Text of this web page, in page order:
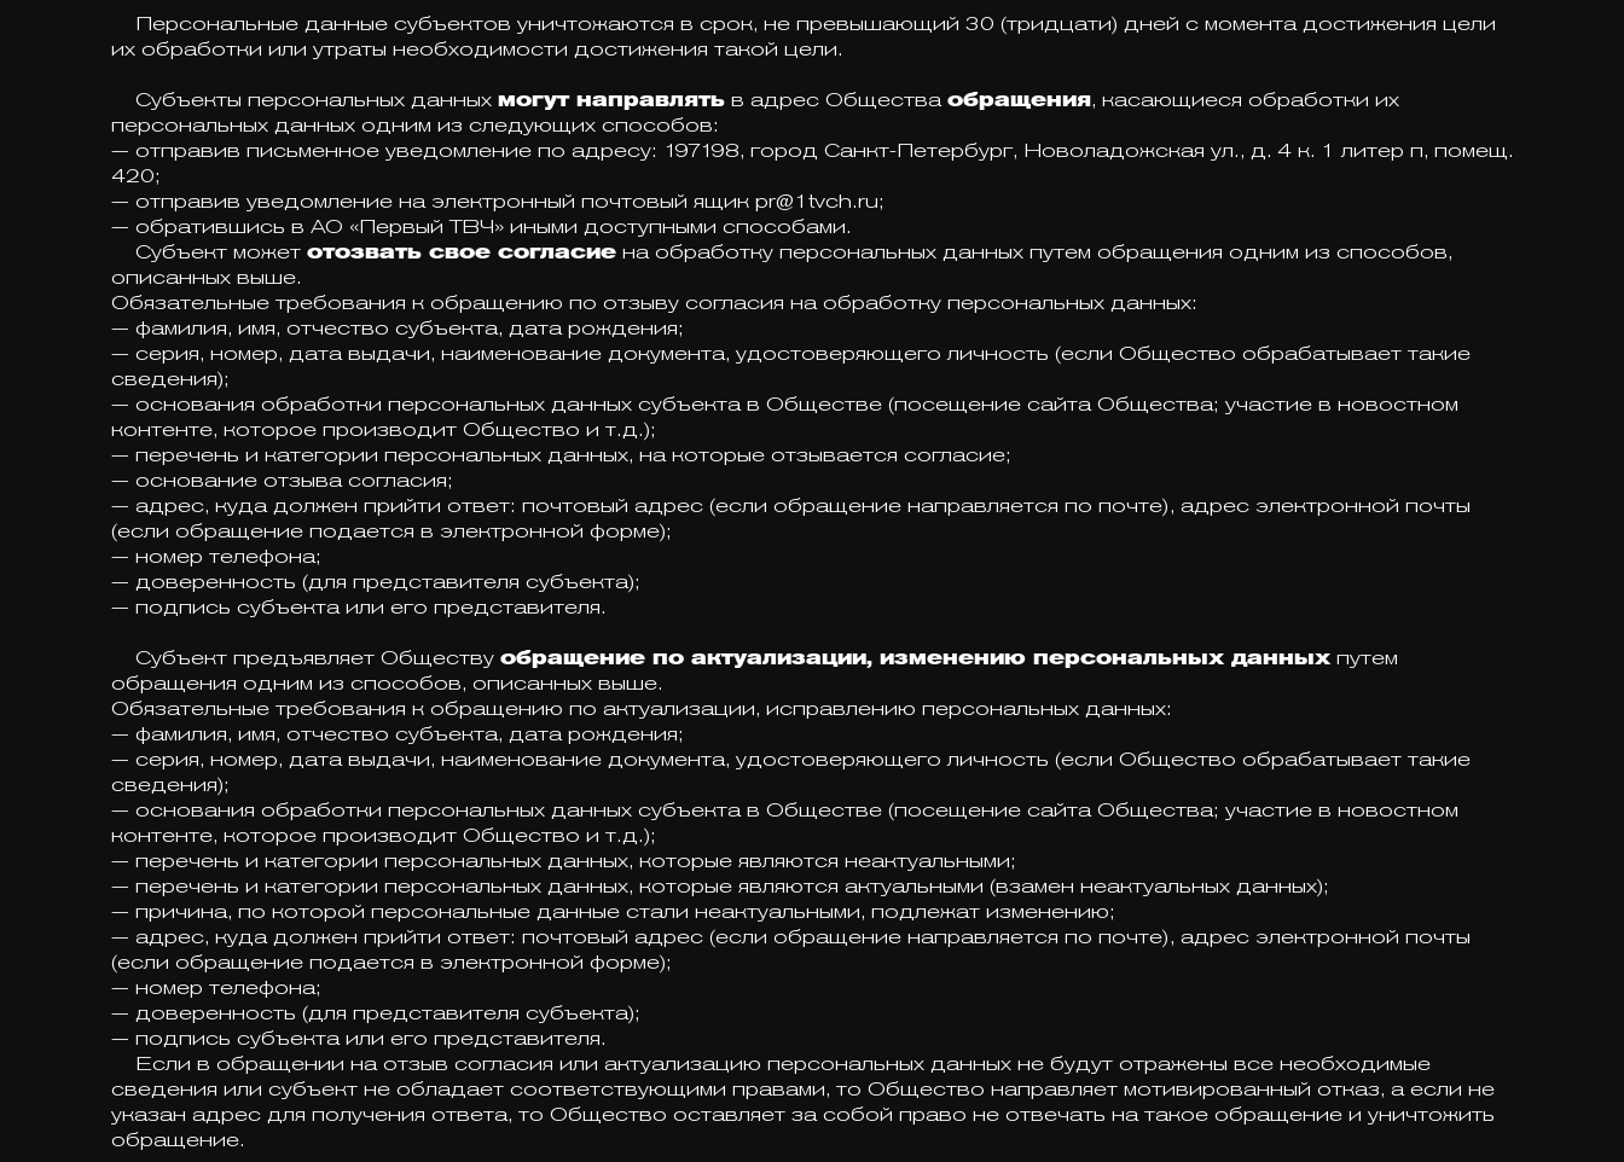
Персональные данные субъектов уничтожаются в срок, не превышающий 30 (тридцати) дней с момента достижения цели
их обработки или утраты необходимости достижения такой цели.
Субъекты персональных данных могут направлять в адрес Обществаобращения, касающиеся обработки их
персональных данных одним из следующих способов:
— отправив письменное уведомление по адресу: 197198, город Санкт-Петербург, Новоладожская ул., д. 4 к. 1 литер п, помещ.
420;
— отправив уведомление на электронный почтовый ящик pr@1tvch.ru;
— обратившись в АО «Первый ТВЧ» иными доступными способами.
Субъект может отозвать свое согласие на обработку персональных данных путем обращения одним из способов,
описанных выше.
Обязательные требования к обращению по отзыву согласия на обработку персональных данных:
— фамилия, имя, отчество субъекта, дата рождения;
— серия, номер, дата выдачи, наименование документа, удостоверяющего личность (если Общество обрабатывает такие
сведения);
— основания обработки персональных данных субъекта в Обществе (посещение сайта Общества; участие в новостном
контенте, которое производит Общество и т.д.);
— перечень и категории персональных данных, на которые отзывается согласие;
— основание отзыва согласия;
— адрес, куда должен прийти ответ: почтовый адрес (если обращение направляется по почте), адрес электронной почты
(если обращение подается в электронной форме);
— номер телефона;
— доверенность (для представителя субъекта);
— подпись субъекта или его представителя.
Субъект предъявляет Обществу обращение по актуализации, изменению персональных данных путем
обращения одним из способов, описанных выше.
Обязательные требования к обращению по актуализации, исправлению персональных данных:
— фамилия, имя, отчество субъекта, дата рождения;
— серия, номер, дата выдачи, наименование документа, удостоверяющего личность (если Общество обрабатывает такие
сведения);
— основания обработки персональных данных субъекта в Обществе (посещение сайта Общества; участие в новостном
контенте, которое производит Общество и т.д.);
— перечень и категории персональных данных, которые являются неактуальными;
— перечень и категории персональных данных, которые являются актуальными (взамен неактуальных данных);
— причина, по которой персональные данные стали неактуальными, подлежат изменению;
— адрес, куда должен прийти ответ: почтовый адрес (если обращение направляется по почте), адрес электронной почты
(если обращение подается в электронной форме);
— номер телефона;
— доверенность (для представителя субъекта);
— подпись субъекта или его представителя.
Если в обращении на отзыв согласия или актуализацию персональных данных не будут отражены все необходимые
сведения или субъект не обладает соответствующими правами, то Общество направляет мотивированный отказ, а если не
указан адрес для получения ответа, то Общество оставляет за собой право не отвечать на такое обращение и уничтожить
обращение.